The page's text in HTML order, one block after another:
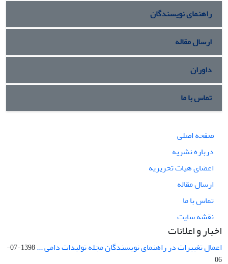
راهنمای نویسندگان
ارسال مقاله
داوران
تماس با ما
صفحه اصلی
درباره نشریه
اعضای هیات تحریریه
ارسال مقاله
تماس با ما
نقشه سایت
اخبار و اعلانات
اعمال تغییرات در راهنمای نویسندگان مجله تولیدات دامی ...
1398-07-
06